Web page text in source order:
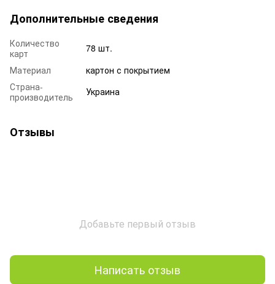
Дополнительные сведения
Количество
карт
78 шт.
Материал
картон с покрытием
Страна-
производитель
Украина
Отзывы
Добавьте первый отзыв
Написать отзыв